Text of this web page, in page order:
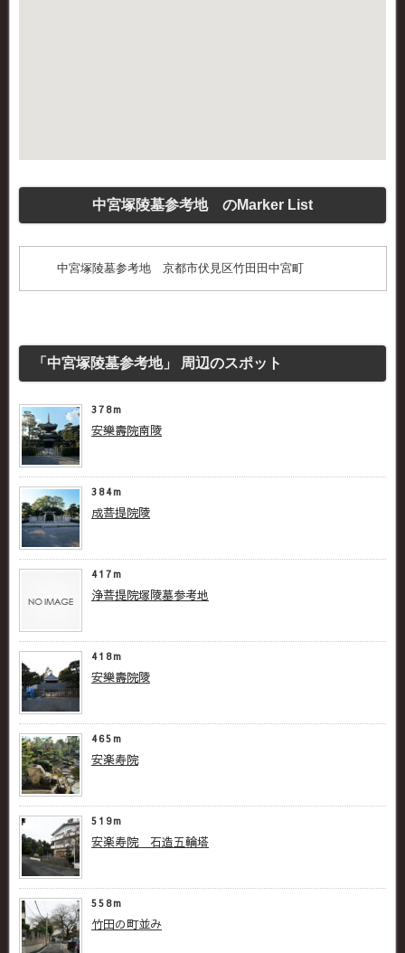
中宮塚陵墓参考地 のMarker List
中宮塚陵墓参考地 京都市伏見区竹田田中宮町
「中宮塚陵墓参考地」 周辺のスポット
378m
安樂壽院南陵
384m
成菩提院陵
417m
浄菩提院塚陵墓参考地
418m
安樂壽院陵
465m
安楽寿院
519m
安楽寿院 石造五輪塔
558m
竹田の町並み